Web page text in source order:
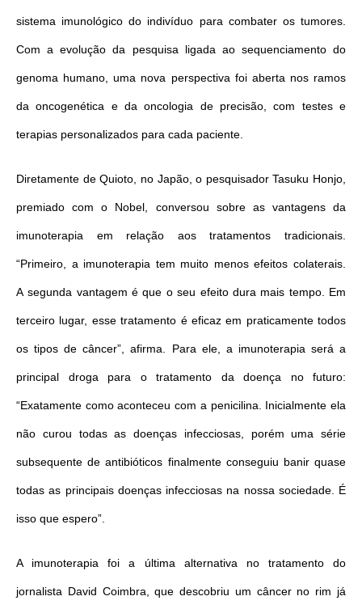
sistema imunológico do indivíduo para combater os tumores.
Com a evolução da pesquisa ligada ao sequenciamento do
genoma humano, uma nova perspectiva foi aberta nos ramos
da oncogenética e da oncologia de precisão, com testes e
terapias personalizados para cada paciente.
Diretamente de Quioto, no Japão, o pesquisador Tasuku Honjo,
premiado com o Nobel, conversou sobre as vantagens da
imunoterapia em relação aos tratamentos tradicionais.
“Primeiro, a imunoterapia tem muito menos efeitos colaterais.
Asegunda vantagem é que o seu efeito dura mais tempo. Em
terceiro lugar, esse tratamento é eficaz em praticamente todos
os tipos de câncer”, afirma. Para ele, a imunoterapia será a
principal droga para o tratamento da doença no futuro:
“Exatamente como aconteceu com a penicilina. Inicialmente ela
não curou todas as doenças infecciosas, porém uma série
subsequente de antibióticos finalmente conseguiu banir quase
todas as principais doenças infecciosas na nossa sociedade. É
isso que espero”.
A imunoterapia foi a última alternativa no tratamento do
jornalista David Coimbra, que descobriu um câncer no rim já